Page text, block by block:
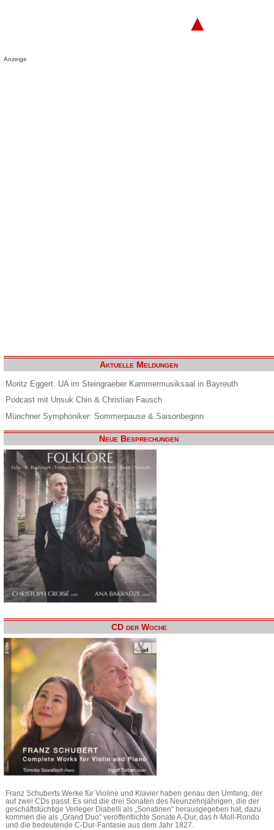
▲
Anzeige
Aktuelle Meldungen
Moritz Eggert. UA im Steingraeber Kammermusiksaal in Bayreuth
Podcast mit Unsuk Chin & Christian Fausch
Münchner Symphoniker: Sommerpause & Saisonbeginn
Neue Besprechungen
CD der Woche
Franz Schuberts Werke für Violine und Klavier haben genau den Umfang, der
auf zwei CDs passt. Es sind die drei Sonaten des Neunzehnjährigen, die der
geschäftstüchtige Verleger Diabelli als „Sonatinen“ herausgegeben hat, dazu
kommen die als „Grand Duo“ veröffentlichte Sonate A-Dur, das h-Moll-Rondo
und die bedeutende C-Dur-Fantasie aus dem Jahr 1827.